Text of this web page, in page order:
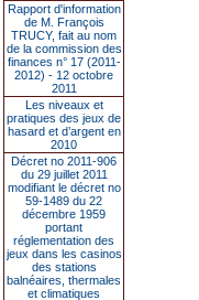
Rapport d'information
de M. François
TRUCY, fait au nom
de la commission des
finances n° 17 (2011-
2012) - 12 octobre
2011
Les niveaux et
pratiques des jeux de
hasard et d’argent en
2010
Décret no 2011-906
du 29 juillet 2011
modifiant le décret no
59-1489 du 22
décembre 1959
portant
réglementation des
jeux dans les casinos
des stations
balnéaires, thermales
et climatiques